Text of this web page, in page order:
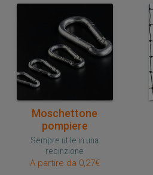
Acquisto veloce
Moschettone
pompiere
Sempre utile in una
recinzione
A partire da 0,27€